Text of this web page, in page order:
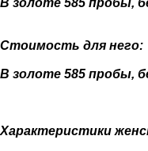
Стоимость для него:
В золоте 585 пробы,
Характеристики